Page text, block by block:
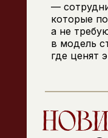
—
которые
а не
в модель
где ценят